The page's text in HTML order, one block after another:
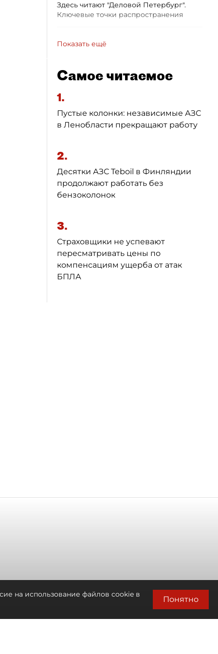
Здесь читают "Деловой Петербург".
Ключевые точки распространения
Показать ещё
Самое читаемое
1.
Пустые колонки: независимые АЗС
в Ленобласти прекращают работу
2.
Десятки АЗС Teboil в Финляндии
продолжают работать без
бензоколонок
3.
Страховщики не успевают
пересматривать цены по
компенсациям ущерба от атак
БПЛА
на использование файлов cookie в
Понятно